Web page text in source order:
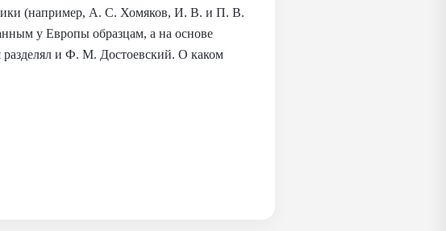
(например, А. С. Хомяков, И. В. и П. В.
у Европы образцам, а на основе
разделял и Ф. М. Достоевский. О каком